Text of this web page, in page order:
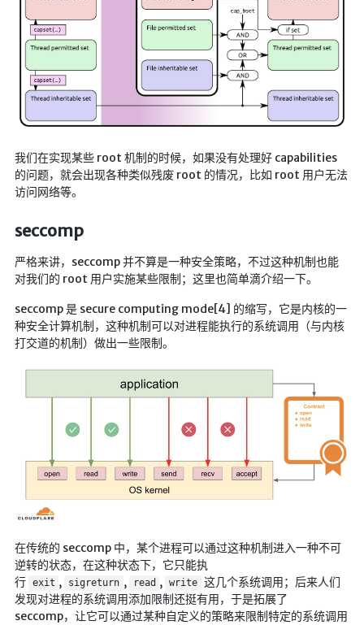
我们在实现某些 root 机制的时候，如果没有处理好 capabilities
的问题，就会出现各种类似残废 root 的情况，比如 root 用户无法
访问网络等。
seccomp
严格来讲，seccomp 并不算是一种安全策略，不过这种机制也能
对我们的 root 用户实施某些限制；这里也简单滴介绍一下。
seccomp 是 secure computing mode[4] 的缩写，它是内核的一
种安全计算机制，这种机制可以对进程能执行的系统调用（与内核
打交道的机制）做出一些限制。
在传统的 seccomp 中，某个进程可以通过这种机制进入一种不可
逆转的状态，在这种状态下，它只能执
行 exit , sigreturn , read , write 这几个系统调用；后来人们
发现对进程的系统调用添加限制还挺有用，于是拓展了
seccomp，让它可以通过某种自定义的策略来限制特定的系统调用
动画线分形
背景连线动画
蜂巢背景特效
电流变形效果
🚩合集
技术
🎅登录
隐私政策
仓库
音乐解析 半成品
低价开会员